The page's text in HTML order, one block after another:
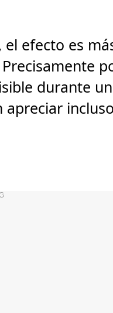
efecto es
durante